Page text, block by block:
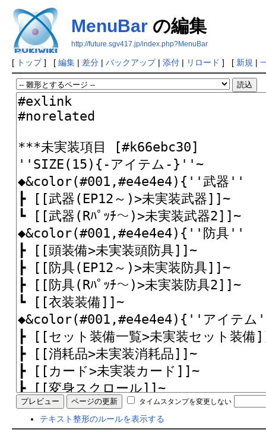
MenuBarの編集
http://future.sgv417.jp/index.php?MenuBar
[ トップ] [ 編集| 差分| バックアップ| 添付| リロード ] [ 新規 |
タイムスタンプを変更しない
テキスト整形のルールを表示する